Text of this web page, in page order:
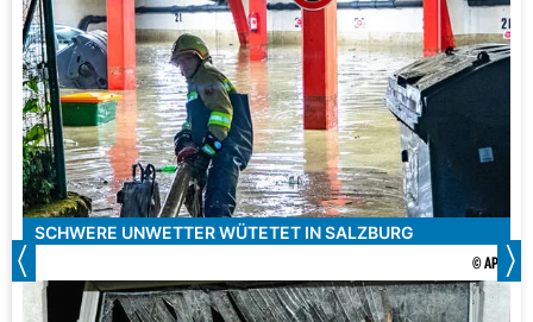
SCHWERE UNWETTER WÜTETET IN SALZBURG
© APA